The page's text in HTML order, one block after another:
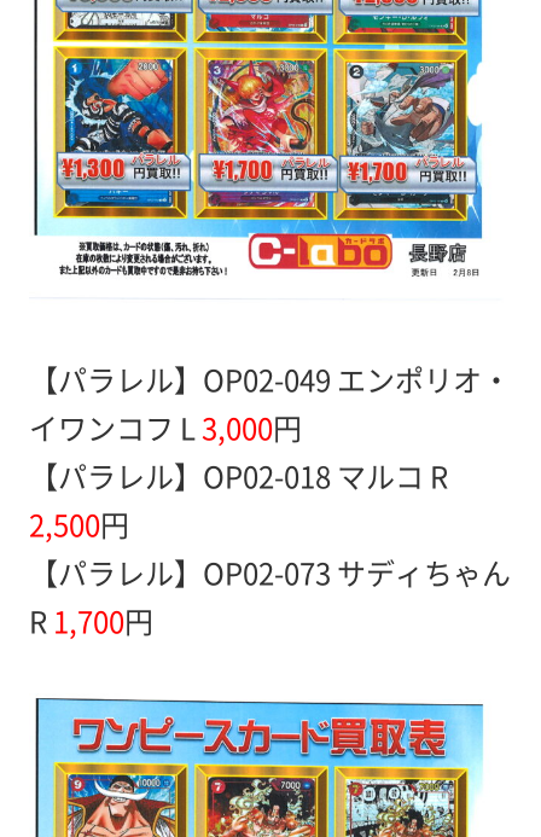
【パラレル】OP02-049 エンポリオ・
イワンコフ L3,000円
【パラレル】OP02-018 マルコ R
2,500円
【パラレル】OP02-073 サディちゃん
R1,700円